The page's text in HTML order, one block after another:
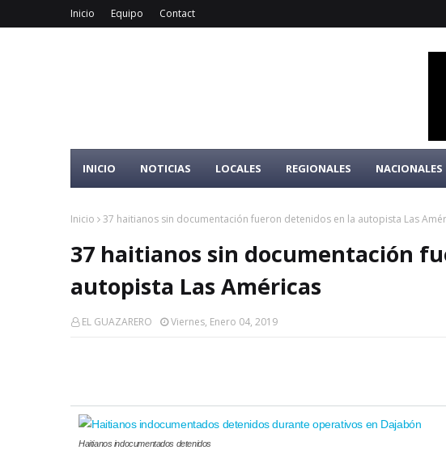
Inicio Equipo Contact
INICIO NOTICIAS LOCALES REGIONALES NACIONALES
Inicio 37 haitianos sin documentación fueron detenidos en la autopista Las
37 haitianos sin documentación
autopista Las Américas
EL GUAZARERO Viernes, Enero 04, 2019
Haitianos indocumentados detenidos